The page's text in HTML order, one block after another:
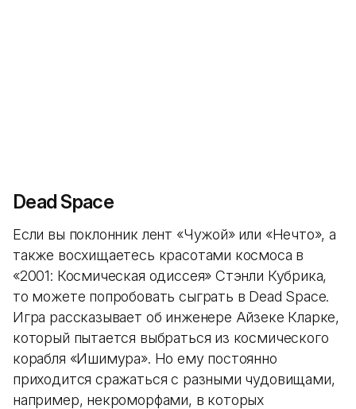
Dead Space
Если вы поклонник лент «Чужой» или «Нечто», а
также восхищаетесь красотами космоса в
«2001: Космическая одиссея» Стэнли Кубрика,
то можете попробовать сыграть в Dead Space.
Игра рассказывает об инженере Айзеке Кларке,
который пытается выбраться из космического
корабля «Ишимура». Но ему постоянно
приходится сражаться с разными чудовищами,
например, некроморфами, в которых